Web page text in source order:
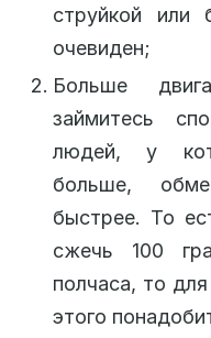
струйкой или
очевиден;
Больше
займитесь
людей, у
больше,
быстрее. То
сжечь 100
полчаса, то
этого